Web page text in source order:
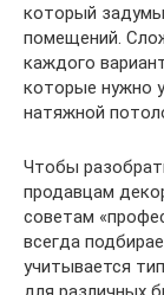
который
помещений.
каждого
которые нужно
натяжной
Чтобы
продавцам
советам
всегда
учитывается